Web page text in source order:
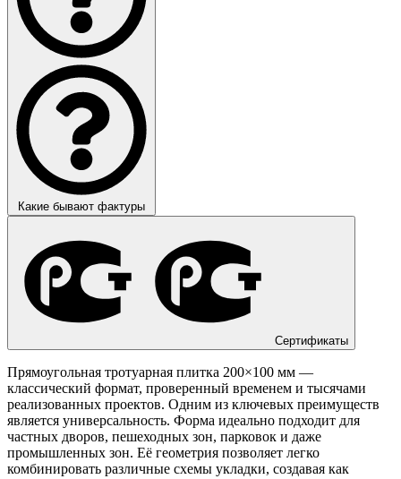
Какие бывают фактуры
Сертификаты
Прямоугольная тротуарная плитка 200×100 мм —
классический формат, проверенный временем и тысячами
реализованных проектов. Одним из ключевых преимуществ
является универсальность. Форма идеально подходит для
частных дворов, пешеходных зон, парковок и даже
промышленных зон. Её геометрия позволяет легко
комбинировать различные схемы укладки, создавая как